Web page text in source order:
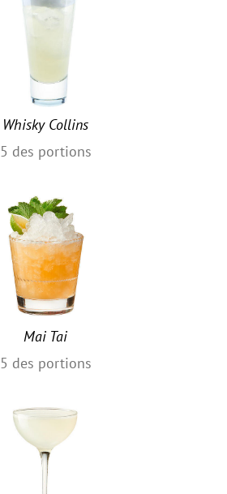
Whisky Collins
5 des portions
Mai Tai
5 des portions